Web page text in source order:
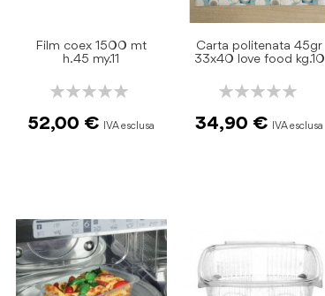
Film coex 1500 mt
h.45 my.11
Rating:
52,00 €
Carta politenata 45gr
33x40 love food kg.10
Rating:
34,90 €